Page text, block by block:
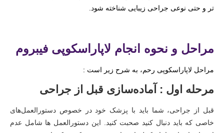
تر و حتی نوعی جراحی زیبایی شناخته شود.
مراحل و نحوه انجام لاپاراسکوپی فیبروم
مراحل لاپاراسکوپی رحم، به شرح زیر است :
مرحله اول : آماده‌سازی قبل از جراحی
قبل از جراحی، شما باید با پزشک خود در خصوص دستورالعمل‌های
خاصی که باید دنبال کنید صحبت کنید. این دستورالعمل ها شامل عدم